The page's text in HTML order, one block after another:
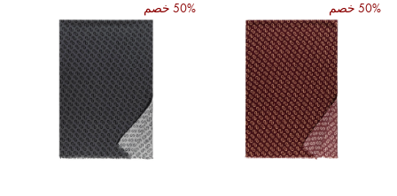
50% خصم 50% خصم